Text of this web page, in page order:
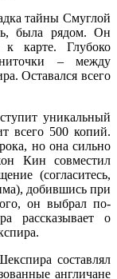
тайны Смуглой
была рядом. Он
карте. Глубоко
– между
Оставался всего
уникальный
всего 500 копий.
но она сильно
Кин совместил
(согласитесь,
добившись при
он выбрал по-
рассказывает о
составлял
англичане